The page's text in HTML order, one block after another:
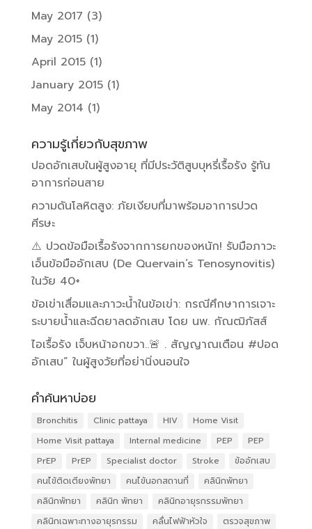
May 2017 (3)
May 2015(1)
April 2015(1)
January 2015(1)
May 2014 (1)
ความรู้เกี่ยวกับสุขภาพ
ปอดอักเสบในผู้สูงอายุ ที่มีประวัติสูบบุหรี่เรื้อรัง รู้ทัน
อาการก่อนสาย
ความดันโลหิตสูง: ภัยเงียบที่มาพร้อมอาการปวด
ศีรษะ
⚠️ ปวดข้อมือเรื้อรังจากการยกของหนัก! รับมือภาวะ
เอ็นข้อมืออักเสบ (De Quervain’s Tenosynovitis)
ในวัย 40+
ข้อเข่าเสื่อมและภาวะน้ำในข้อเข่า: กรณีศึกษาการเจาะ
ระบายน้ำและฉีดยาลดอักเสบ โดย นพ. กัณฒิภัสส์
ไอเรื้อรัง เจ็บหน้าอกขวา..🚨 . สัญญาณเตือน #ปอด
อักเสบ” ในผู้สูงวัยที่อย่านิ่งนอนใจ
คำค้นหาบ่อย
Bronchitis Clinic pattaya HIV
Home Visit
Home Visit pattaya
Internal medicine PEP
PEP
PrEP
PrEP Specialist doctor Stroke
ข้ออักเสบ
คนไข้ติดเตียงพัทยา
คนไข้นอกสถานที่
คลินิกพัทยา
คลินิกพัทยา
คลินิก พัทยา
คลินิกอายุรกรรมพัทยา
คลินิกเฉพาะทางอายุรกรรม
คลื่นไฟฟ้าหัวใจ
ตรวจสุขภาพ